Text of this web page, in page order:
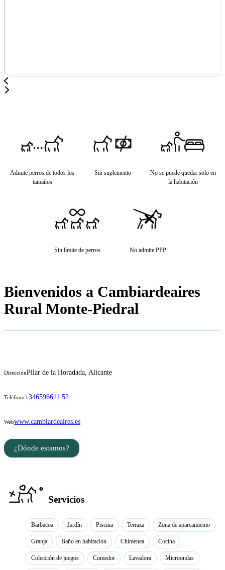
Admite perros de todos los
tamaños
Sin suplemento
No se puede quedar solo en
la habitación
Sin límite de perros No admite PPP
Bienvenidos a Cambiardeaires
Rural Monte-Piedral
DirecciónPilar de la Horadada, Alicante
Teléfono+346596611 52
Webwww.cambiardeaires.es
¿Dónde estamos?
Servicios
Barbacoa Jardín Piscina Terraza Zona de aparcamiento
Granja Baño en habitación Chimenea Cocina
Colección de juegos Comedor Lavadora Microondas